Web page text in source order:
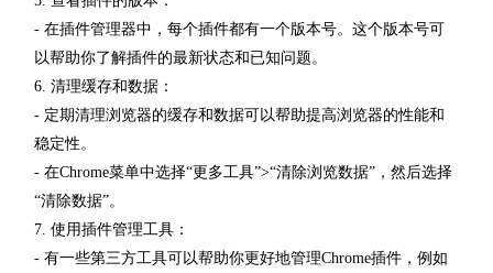
- 在插件管理器中，每个插件都有一个版本号。这个版本号可
以帮助你了解插件的最新状态和已知问题。
6. 清理缓存和数据：
- 定期清理浏览器的缓存和数据可以帮助提高浏览器的性能和
稳定性。
- 在Chrome菜单中选择“更多工具”>“清除浏览数据”，然后选择
“清除数据”。
7. 使用插件管理工具：
- 有一些第三方工具可以帮助你更好地管理Chrome插件，例如